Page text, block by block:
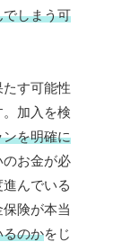
しまう可
す可能性
。加入を検
を明確に
のお金が必
んでいる
険が本当
るのかをじ